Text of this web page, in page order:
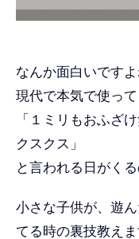
なんか面白いですよ
現代で本気で使っ
「１ミリもおふざ
クスクス」
と言われる日がくる
小さな子供が、遊
てる時の裏技教えま